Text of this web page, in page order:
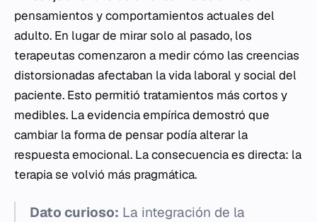
pensamientos y comportamientos actuales del
adulto. En lugar de mirar solo al pasado, los
terapeutas comenzaron a medir cómo las creencias
distorsionadas afectaban la vida laboral y social del
paciente. Esto permitió tratamientos más cortos y
medibles. La evidencia empírica demostró que
cambiar la forma de pensar podía alterar la
respuesta emocional. La consecuencia es directa: la
terapia se volvió más pragmática.
Dato curioso: La integración de la